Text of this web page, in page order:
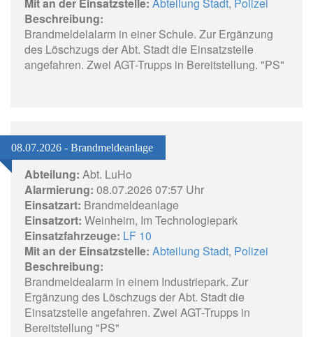
Mit an der Einsatzstelle: Abteilung Stadt, Polizei
Beschreibung:
Brandmeldelalarm in einer Schule. Zur Ergänzung
des Löschzugs der Abt. Stadt die Einsatzstelle
angefahren. Zwei AGT-Trupps in Bereitstellung. "PS"
08.07.2026 - Brandmeldeanlage
Abteilung: Abt. LuHo
Alarmierung: 08.07.2026 07:57 Uhr
Einsatzart: Brandmeldeanlage
Einsatzort: Weinheim, Im Technologiepark
Einsatzfahrzeuge: LF 10
Mit an der Einsatzstelle: Abteilung Stadt, Polizei
Beschreibung:
Brandmeldealarm in einem Industriepark. Zur
Ergänzung des Löschzugs der Abt. Stadt die
Einsatzstelle angefahren. Zwei AGT-Trupps in
Bereitstellung "PS"